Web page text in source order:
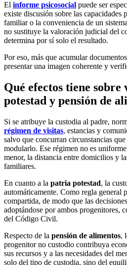
El informe psicosocial puede ser
existe discusión sobre las capacidades
familiar o la conveniencia de un
no sustituye la valoración judicial del
determina por sí solo el resultado.
Por eso, más que acumular
presentar una imagen coherente y
Qué efectos tiene
potestad y pensión de
Si se atribuye la custodia al padre,
régimen de visitas, estancias y
salvo que concurran circunstancias
modularlo. Ese régimen no es
menor, la distancia entre domicilios y
familiares.
En cuanto a la patria potestad, la
automáticamente. Como regla general
compartida, de modo que las
adoptándose por ambos progenitores,
del Código Civil.
Respecto de la pensión de alimentos,
progenitor no custodio contribuya
sus recursos y a las necesidades del
solo del tipo de custodia, sino del